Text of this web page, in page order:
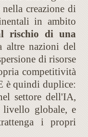
creazione di
in ambito
rischio di una
altre nazioni del
di risorse
competitività
è quindi duplice:
settore dell'IA,
livello globale, e
i propri